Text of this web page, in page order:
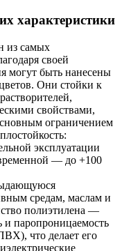
характеристики
из самых
своей
могут быть нанесены
Они стойки к
свойствами,
ограничением
эксплуатации
— до +100
средам, маслам и
полиэтилена —
и паропроницаемость
что делает его